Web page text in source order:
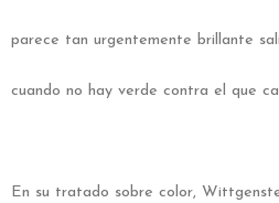
parece tan urgentemente brillante
cuando no hay verde contra el que
En su tratado sobre color,